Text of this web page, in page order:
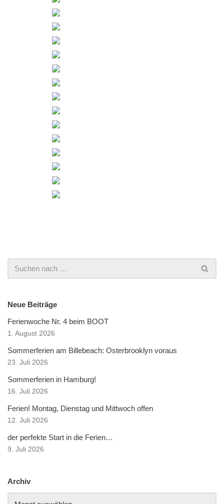
Neue Beiträge
Ferienwoche Nr. 4 beim BOOT
1. August 2026
Sommerferien am Billebeach: Osterbrooklyn voraus
23. Juli 2026
Sommerferien in Hamburg!
16. Juli 2026
Ferien! Montag, Dienstag und Mittwoch offen
12. Juli 2026
der perfekte Start in die Ferien…
9. Juli 2026
Archiv